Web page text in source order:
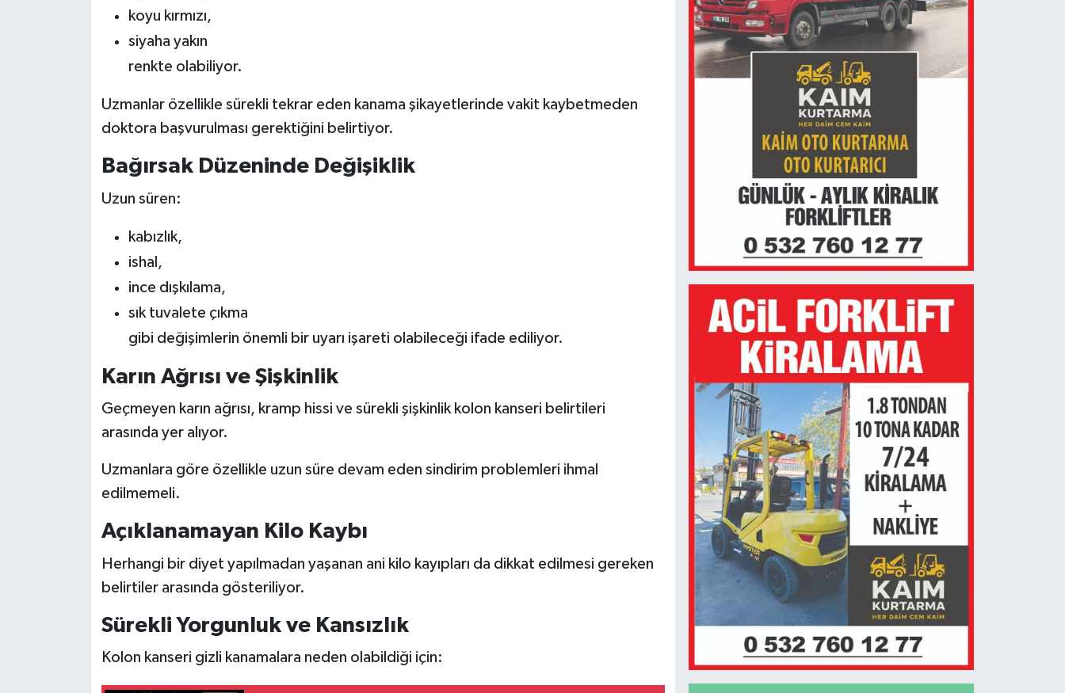
koyu kırmızı,
siyaha yakın
renkte olabiliyor.
Uzmanlar özellikle sürekli tekrar eden kanama şikayetlerinde vakit kaybetmeden
doktora başvurulması gerektiğini belirtiyor.
Bağırsak Düzeninde Değişiklik
Uzun süren:
kabızlık,
ishal,
ince dışkılama,
sık tuvalete çıkma
gibi değişimlerin önemli bir uyarı işareti olabileceği ifade ediliyor.
Karın Ağrısı ve Şişkinlik
Geçmeyen karın ağrısı, kramp hissi ve sürekli şişkinlik kolon kanseri belirtileri
arasında yer alıyor.
Uzmanlara göre özellikle uzun süre devam eden sindirim problemleri ihmal
edilmemeli.
Açıklanamayan Kilo Kaybı
Herhangi bir diyet yapılmadan yaşanan ani kilo kayıpları da dikkat edilmesi gereken
belirtiler arasında gösteriliyor.
Sürekli Yorgunluk ve Kansızlık
Kolon kanseri gizli kanamalara neden olabildiği için: